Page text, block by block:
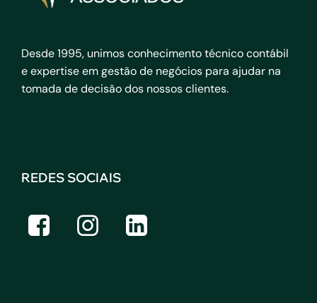
Desde 1995, unimos conhecimento técnico contábil
e expertise em gestão de negócios para ajudar na
tomada de decisão dos nossos clientes.
REDES SOCIAIS